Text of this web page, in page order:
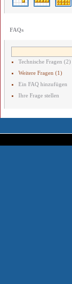
FAQs
Technische Fragen (2)
Weitere Fragen (1)
Ein FAQ hinzufügen
Ihre Frage stellen